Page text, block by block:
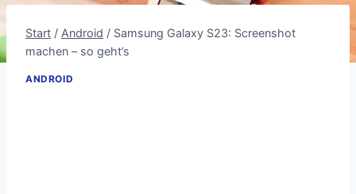
Start / Android / Samsung Galaxy S23: Screenshot
machen – so geht’s
ANDROID